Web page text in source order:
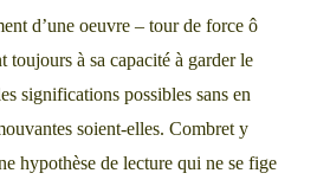
d’une oeuvre – tour de force ô
à sa capacité à garder le
significations possibles sans en
soient-elles. Combret y
hypothèse de lecture qui ne se fige